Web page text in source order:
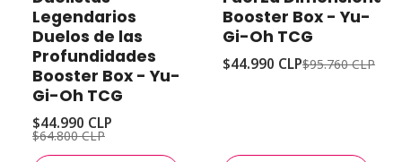
Agotado
Legendarios
Duelos de las
Profundidades
Booster Box - Yu-
Gi-Oh TCG
$44.990 CLP
$64.800 CLP
Agotado
Booster Box - Yu-
Gi-Oh TCG
$44.990 CLP$95.760 CLP